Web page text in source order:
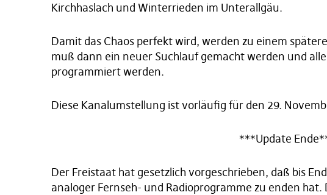
Kirchhaslach und Winterrieden im Unterallgäu.
Damit das Chaos perfekt wird, werden zu einem
muß dann ein neuer Suchlauf gemacht werden und
programmiert werden.
Diese Kanalumstellung ist vorläufig für den 29.
***Update
Der Freistaat hat gesetzlich vorgeschrieben, daß bis
analoger Fernseh- und Radioprogramme zu enden